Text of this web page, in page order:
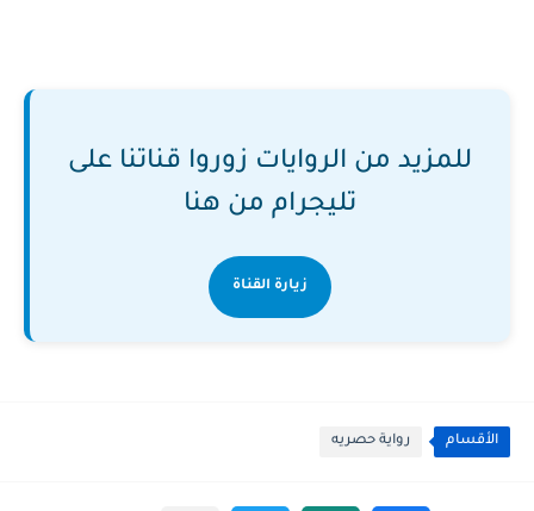
للمزيد من الروايات زوروا قناتنا على
تليجرام من هنا
زيارة القناة
الأقسام رواية حصريه